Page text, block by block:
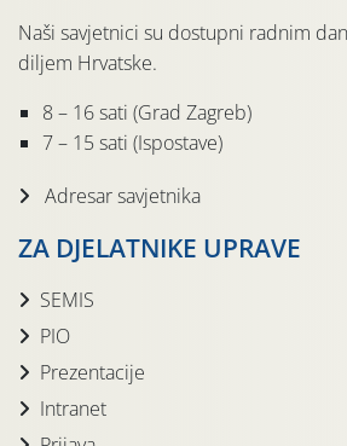
Naši savjetnici su dostupni radnim
diljem Hrvatske.
8 – 16 sati (Grad Zagreb)
7 – 15 sati (Ispostave)
Adresar savjetnika
ZA DJELATNIKE UPRAVE
SEMIS
PIO
Prezentacije
Intranet